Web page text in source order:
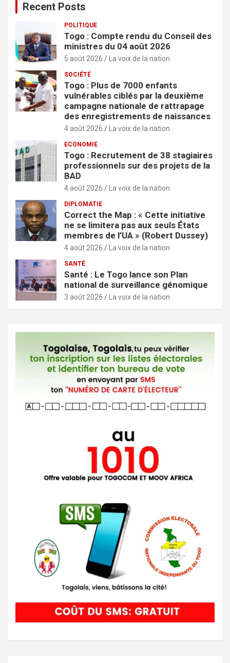
Recent Posts
POLITIQUE
Togo : Compte rendu du Conseil des
ministres du 04 août 2026
5 août 2026 La voix de la nation
SOCIÉTÉ
Togo : Plus de 7000 enfants
vulnérables ciblés par la deuxième
campagne nationale de rattrapage
des enregistrements de naissances
4 août 2026 La voix de la nation
ECONOMIE
Togo : Recrutement de 38 stagiaires
professionnels sur des projets de la
BAD
4 août 2026 La voix de la nation
DIPLOMATIE
Correct the Map : « Cette initiative
ne se limitera pas aux seuls États
membres de l’UA » (Robert Dussey)
4 août 2026 La voix de la nation
SANTÉ
Santé : Le Togo lance son Plan
national de surveillance génomique
3 août 2026 La voix de la nation